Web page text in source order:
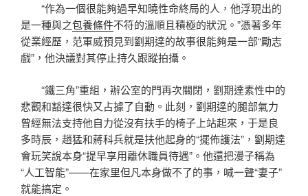
“作為一個很能夠過早知曉性命終局的人，他浮現出的
是一種與之包養條件不符的溫順且積極的狀況。”憑著多年
從業經歷，范軍威預見到劉期達的故事很能夠是一部“勵志
戲”，他決議對其停止持久跟蹤拍攝。
“鐵三角”重組，辦公室的門再次關閉，劉期達素性中的
悲觀和豁達很快又占據了自動。此刻，劉期達的腿部氣力
曾經無法支持他自力從沒有扶手的椅子上站起來，于是良
多時辰，趙猛和蔣科兵就是扶他起身的“擺佈護法”，劉期達
會玩笑說本身“提早享用離休職員待遇”。他還把漫子稱為
“人工智能”——在家里但凡本身做不了的事，喊一聲“妻子”
就能搞定。